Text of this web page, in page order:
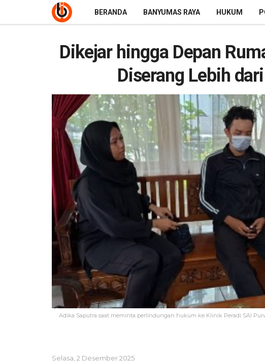
BERANDA BANYUMAS RAYA HUKUM
Dikejar hingga Depan
Diserang Lebih
Adika Saputra saat meminta perlindungan hukum ke Klinik Peradi SAI
Selasa, 2 Desember 2025